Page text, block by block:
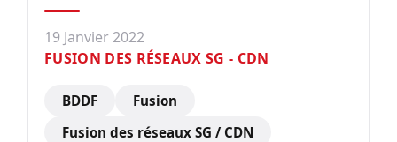
19 Janvier 2022
FUSION DES RÉSEAUX SG - CDN
BDDF
Fusion
Fusion des réseaux SG / CDN